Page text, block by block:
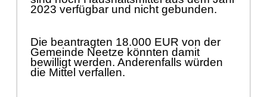
2023 verfügbar und nicht gebunden.
Die beantragten 18.000 EUR von der
Gemeinde Neetze könnten damit
bewilligt werden. Anderenfalls würden
die Mittel verfallen.